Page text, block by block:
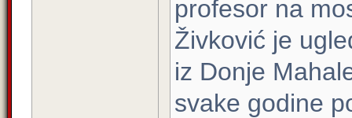
profesor na
Živković je
iz Donje
svake godine